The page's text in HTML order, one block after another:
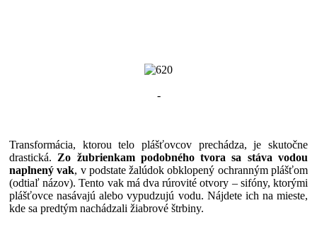
-
Transformácia, ktorou telo plášťovcov prechádza, je skutočne
drastická.Zo žubrienkam podobného tvora sa stáva vodou
naplnený vak, v podstate žalúdok obklopený ochranným plášťom
(odtiaľ názov). Tento vak má dva rúrovité otvory – sifóny, ktorými
plášťovce nasávajú alebo vypudzujú vodu. Nájdete ich na mieste,
kde sa predtým nachádzali žiabrové štrbiny.